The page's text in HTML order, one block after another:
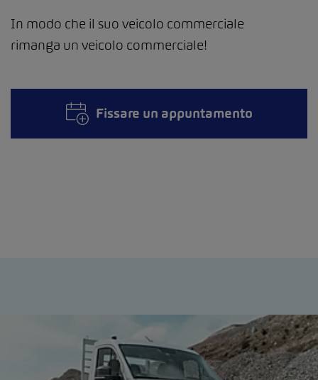
In modo che il suo veicolo commerciale
rimanga un veicolo commerciale!
Fissare un appuntamento